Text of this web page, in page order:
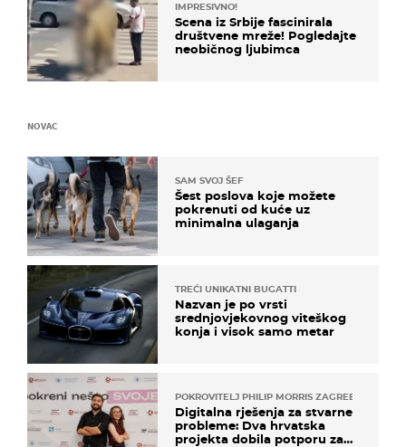
IMPRESIVNO!
Scena iz Srbije fascinirala
društvene mreže! Pogledajte
neobičnog ljubimca
NOVAC
SAM SVOJ ŠEF
Šest poslova koje možete
pokrenuti od kuće uz
minimalna ulaganja
TREĆI UNIKATNI BUGATTI
Nazvan je po vrsti
srednjovjekovnog viteškog
konja i visok samo metar
POKROVITELJ PHILIP MORRIS ZAGREB
Digitalna rješenja za stvarne
probleme: Dva hrvatska
projekta dobila potporu za